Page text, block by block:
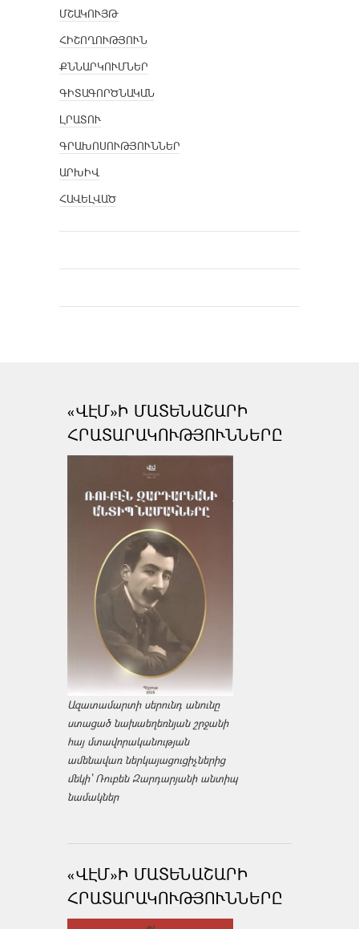
ՄՇԱԿՈՒՅԹ
ՀԻՇՈՂՈՒԹՅՈՒՆ
ՔՆՆԱՐԿՈՒՄՆԵՐ
ԳԻՏԱԳՈՐԾՆԱԿԱՆ
ԼՐԱՏՈՒ
ԳՐԱԽՈՍՈՒԹՅՈՒՆՆԵՐ
ԱՐԽԻՎ
ՀԱՎԵԼՎԱԾ
«ՎԷՄ»Ի ՄԱՏԵՆԱՇԱՐԻ
ՀՐԱՏԱՐԱԿՈՒԹՅՈՒՆՆԵՐԸ
Ազատամարտի սերունդ անունը
ստացած նախաեղեռնյան շրջանի
հայ մտավորականության
ամենավառ ներկայացուցիչներից
մեկի՝ Ռուբեն Զարդարյանի անտիպ
նամակներ
«ՎԷՄ»Ի ՄԱՏԵՆԱՇԱՐԻ
ՀՐԱՏԱՐԱԿՈՒԹՅՈՒՆՆԵՐԸ